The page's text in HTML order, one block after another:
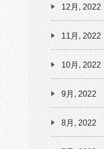
12月, 2022
11月, 2022
10月, 2022
9月, 2022
8月, 2022